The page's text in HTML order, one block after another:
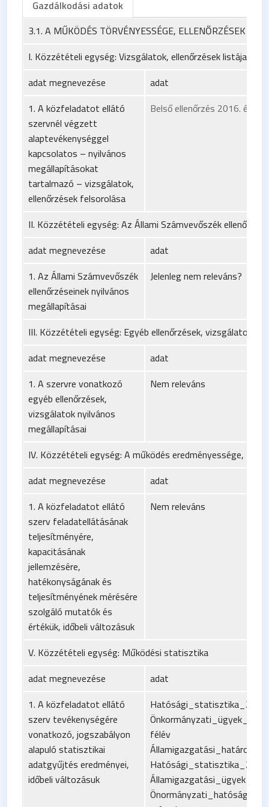
Gazdálkodási adatok
3.1. A MŰKÖDÉS TÖRVÉNYESSÉGE, ELLENŐRZÉSEK
I. Közzétételi egység: Vizsgálatok, ellenőrzések listája
adat megnevezése
adat
1. A közfeladatot ellátó
szervnél végzett
alaptevékenységgel
kapcsolatos – nyilvános
megállapításokat
tartalmazó – vizsgálatok,
ellenőrzések felsorolása
Belső ellenőrzés 2016. év
II. Közzétételi egység: Az Állami Számvevőszék
adat megnevezése
adat
1. Az Állami Számvevőszék
ellenőrzéseinek nyilvános
megállapításai
Jelenleg nem releváns?
III. Közzétételi egység: Egyéb ellenőrzések, vizsgálatok
adat megnevezése
adat
1. A szervre vonatkozó
egyéb ellenőrzések,
vizsgálatok nyilvános
megállapításai
Nem releváns
IV. Közzétételi egység: A működés eredményessége,
adat megnevezése
adat
1. A közfeladatot ellátó
szerv feladatellátásának
teljesítményére,
kapacitásának
jellemzésére,
hatékonyságának és
teljesítményének mérésére
szolgáló mutatók és
értékük, időbeli változásuk
Nem releváns
V. Közzétételi egység: Működési statisztika
adat megnevezése
adat
1. A közfeladatot ellátó
szerv tevékenységére
vonatkozó, jogszabályon
alapuló statisztikai
adatgyűjtés eredményei,
időbeli változásuk
félév